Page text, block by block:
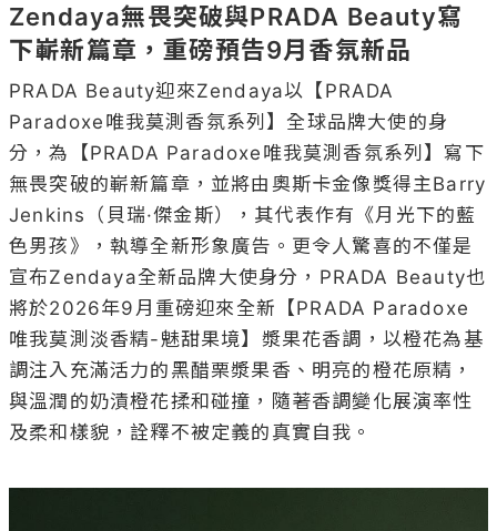
Zendaya無畏突破與PRADA Beauty寫
下嶄新篇章，重磅預告9月香氛新品
PRADA Beauty迎來Zendaya以【PRADA
Paradoxe唯我莫測香氛系列】全球品牌大使的身
分，為【PRADA Paradoxe唯我莫測香氛系列】寫下
無畏突破的嶄新篇章，並將由奧斯卡金像獎得主Barry
Jenkins（貝瑞·傑金斯），其代表作有《月光下的藍
色男孩》，執導全新形象廣告。更令人驚喜的不僅是
宣布Zendaya全新品牌大使身分，PRADA Beauty也
將於2026年9月重磅迎來全新【PRADA Paradoxe
唯我莫測淡香精-魅甜果境】漿果花香調，以橙花為基
調注入充滿活力的黑醋栗漿果香、明亮的橙花原精，
與溫潤的奶漬橙花揉和碰撞，隨著香調變化展演率性
及柔和樣貌，詮釋不被定義的真實自我。